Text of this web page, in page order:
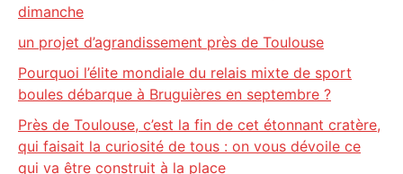
dimanche
un projet d’agrandissement près de Toulouse
Pourquoi l’élite mondiale du relais mixte de sport
boules débarque à Bruguières en septembre ?
Près de Toulouse, c’est la fin de cet étonnant cratère,
qui faisait la curiosité de tous : on vous dévoile ce
qui va être construit à la place